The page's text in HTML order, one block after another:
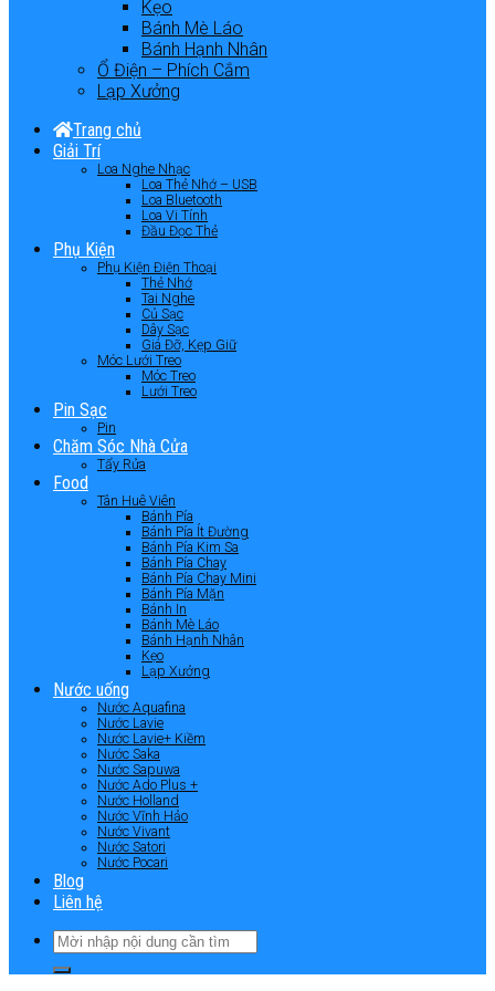
Kẹo
Bánh Mè Láo
Bánh Hạnh Nhân
Ổ Điện – Phích Cắm
Lạp Xưởng
Trang chủ
Giải Trí
Loa Nghe Nhạc
Loa Thẻ Nhớ – USB
Loa Bluetooth
Loa Vi Tính
Đầu Đọc Thẻ
Phụ Kiện
Phụ Kiện Điện Thoại
Thẻ Nhớ
Tai Nghe
Củ Sạc
Dây Sạc
Giá Đỡ, Kẹp Giữ
Móc Lưới Treo
Móc Treo
Lưới Treo
Pin Sạc
Pin
Chăm Sóc Nhà Cửa
Tẩy Rửa
Food
Tân Huê Viên
Bánh Pía
Bánh Pía Ít Đường
Bánh Pía Kim Sa
Bánh Pía Chay
Bánh Pía Chay Mini
Bánh Pía Mặn
Bánh In
Bánh Mè Láo
Bánh Hạnh Nhân
Kẹo
Lạp Xưởng
Nước uống
Nước Aquafina
Nước Lavie
Nước Lavie+ Kiềm
Nước Saka
Nước Sapuwa
Nước Ado Plus +
Nước Holland
Nước Vĩnh Hảo
Nước Vivant
Nước Satori
Nước Pocari
Blog
Liên hệ